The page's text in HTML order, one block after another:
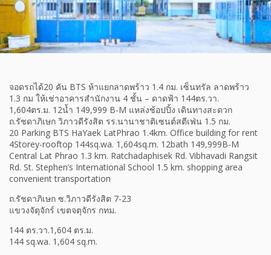
จอดรถได้20 คัน BTS ห้าแยกลาดพร้าว 1.4 กม. เซ็นทรัล ลาดพร้าว
1.3 กม ให้เช่าอาคารสำนักงาน 4 ชั้น – ดาดฟ้า 144ตร.วา.
1,604ตร.ม. 12น้ำ 149,999 B-M แหล่งช้อปปิ้ง เดินทางสะดวก
ถ.รัชดาภิเษก วิภาวดีรังสิต รร.นานาชาติเซนต์สตีเฟ่น 1.5 กม.
20 Parking BTS HaYaek LatPhrao 1.4km. Office building for rent
4Storey-rooftop 144sq.wa. 1,604sq.m. 12bath 149,999B-M
Central Lat Phrao 1.3 km. Ratchadaphisek Rd. Vibhavadi Rangsit
Rd. St. Stephen’s International School 1.5 km. shopping area
convenient transportation
ถ.รัชดาภิเษก ซ.วิภาวดีรังสิต 7-23
แขวงจัตุจักร์ เขตจตุจักร กทม.
144 ตร.วา.1,604 ตร.ม.
144 sq.wa. 1,604 sq.m.